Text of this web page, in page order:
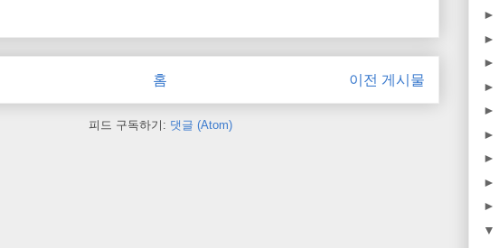
이전 게시물
홈
피드 구독하기: 댓글 (Atom)
►
►
►
►
►
►
►
►
►
▼